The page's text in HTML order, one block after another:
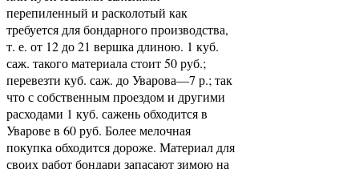
перепиленный и расколотый как
требуется для бондарного производства,
т. е. от 12 до 21 вершка длиною. 1 куб.
саж. такого материала стоит 50 руб.;
перевезти куб. саж. до Уварова—7 р.; так
что с собственным проездом и другими
расходами 1 куб. сажень обходится в
Уварове в 60 руб. Более мелочная
покупка обходится дороже. Материал для
своих работ бондари запасают зимою на